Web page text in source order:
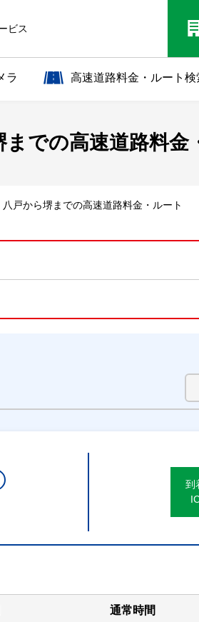
ビス
ラ 高速道路料金・ルート検
までの高速道路料金
八戸から堺までの高速道路料金・ルート
到
通常時間